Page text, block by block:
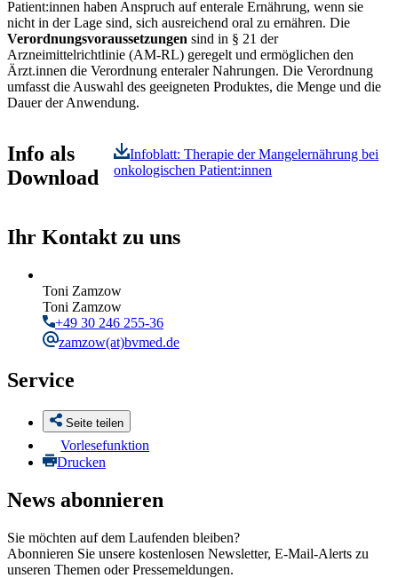
Patient:innen haben Anspruch auf enterale Ernährung, wenn sie
nicht in der Lage sind, sich ausreichend oral zu ernähren. Die
Verordnungsvoraussetzungen sind in § 21 der
Arzneimittelrichtlinie (AM-RL) geregelt und ermöglichen den
Ärzt.innen die Verordnung enteraler Nahrungen. Die Verordnung
umfasst die Auswahl des geeigneten Produktes, die Menge und die
Dauer der Anwendung.
Info als
Download
Infoblatt: Therapie der Mangelernährung bei
onkologischen Patient:innen
Ihr Kontakt zu uns
Toni Zamzow
Toni Zamzow
+49 30 246 255-36
zamzow(at)bvmed.de
Service
Seite teilen
Vorlesefunktion
Drucken
News abonnieren
Sie möchten auf dem Laufenden bleiben?
Abonnieren Sie unsere kostenlosen Newsletter, E-Mail-Alerts zu
unseren Themen oder Pressemeldungen.